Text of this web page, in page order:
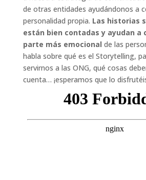
de otras entidades ayudándonos a
personalidad propia. Las historias
están bien contadas y ayudan a
parte más emocional de las
habla sobre qué es el Storytelling,
servirnos a las ONG, qué cosas
cuenta… ¡esperamos que lo